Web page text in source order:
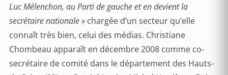
Luc Mélenchon, au Parti de gauche et en devient la
secrétaire nationale » chargée d’un secteur qu’elle
connaît très bien, celui des médias. Christiane
Chombeau apparaît en décembre 2008 comme co-
secrétaire de comité dans le département des Hauts-